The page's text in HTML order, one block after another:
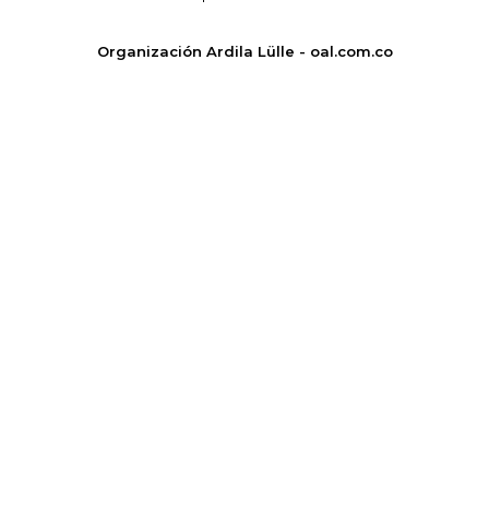
Organización Ardila Lülle - oal.com.co